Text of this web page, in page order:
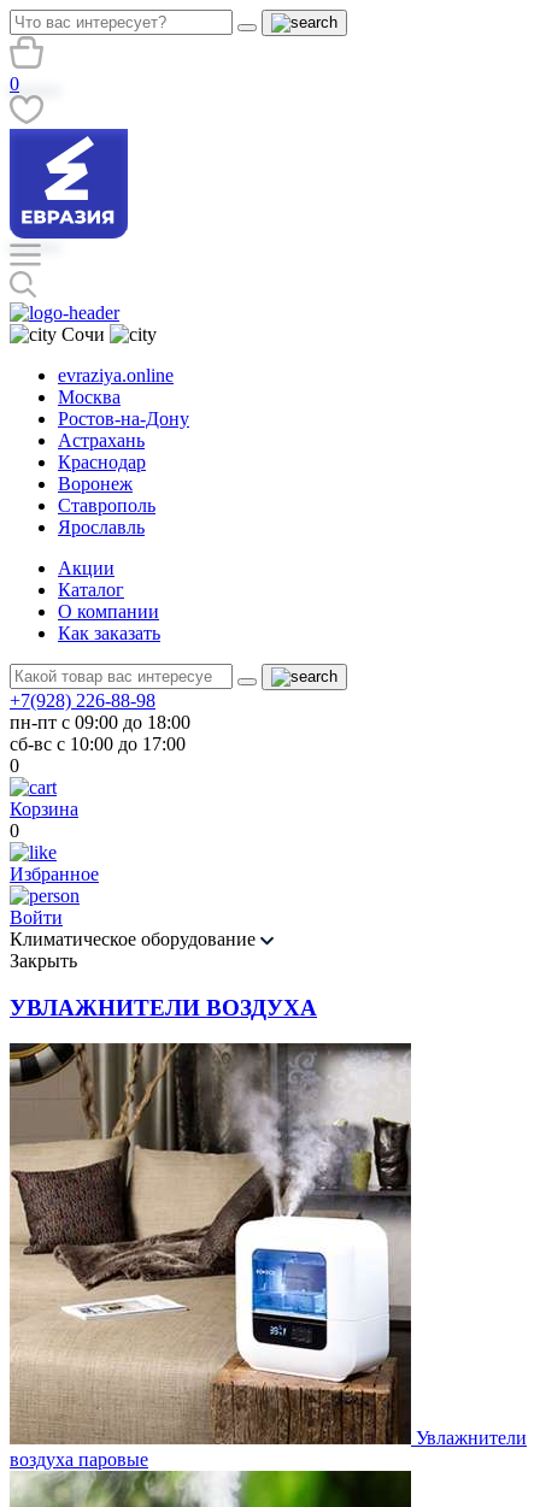
0
Сочи
evraziya.online
Москва
Ростов-на-Дону
Астрахань
Краснодар
Воронеж
Ставрополь
Ярославль
Акции
Каталог
О компании
Как заказать
+7(928) 226-88-98
пн-пт с 09:00 до 18:00
сб-вс с 10:00 до 17:00
0
Корзина
0
Избранное
Войти
Климатическое оборудование
Закрыть
УВЛАЖНИТЕЛИ ВОЗДУХА
Увлажнители
воздуха паровые